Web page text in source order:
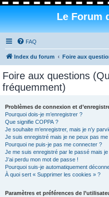
Le Forum
FAQ
Index du forum Foire aux
Foire aux questions
fréquemment)
Problèmes de connexion et
Pourquoi dois-je m’enregistrer ?
Que signifie COPPA ?
Je souhaite m’enregistrer, mais je n’y
Je suis enregistré mais je ne peux pas
Pourquoi ne puis-je pas me connecter ?
Je me suis enregistré par le passé mais
J’ai perdu mon mot de passe !
Pourquoi suis-je automatiquement
À quoi sert « Supprimer les cookies » ?
Paramètres et préférences de